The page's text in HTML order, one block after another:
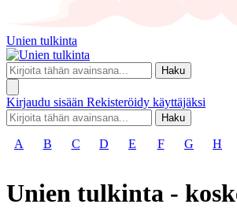
Unien tulkinta
Haku
Kirjaudu sisään Rekisteröidy käyttäjäksi
Haku
A B C D E F G H
Unien tulkinta -